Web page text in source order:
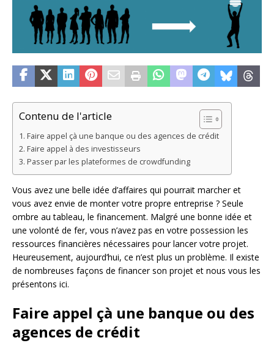
Contenu de l'article
Faire appel çà une banque ou des agences de crédit
Faire appel à des investisseurs
Passer par les plateformes de crowdfunding
Vous avez une belle idée d’affaires qui pourrait marcher et
vous avez envie de monter votre propre entreprise ? Seule
ombre au tableau, le financement. Malgré une bonne idée et
une volonté de fer, vous n’avez pas en votre possession les
ressources financières nécessaires pour lancer votre projet.
Heureusement, aujourd’hui, ce n’est plus un problème. Il existe
de nombreuses façons de financer son projet et nous vous les
présentons ici.
Faire appel çà une banque ou des
agences de crédit